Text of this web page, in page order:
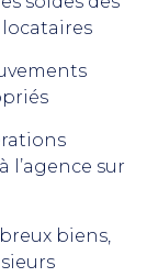
l’agence sur
biens,